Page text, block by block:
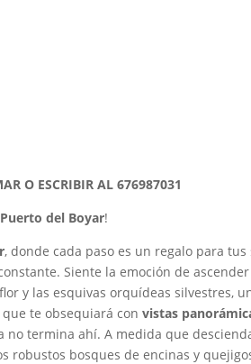
O ESCRIBIR AL 676987031
del Boyar!
, donde cada paso es un regalo para
Siente la emoción de
y las esquivas orquídeas silvestres,
te obsequiará con vistas
termina ahí. A medida que
robustos bosques de encinas y